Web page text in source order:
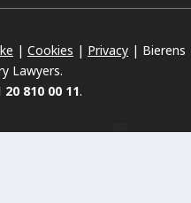
| Cookies | Privacy | Bierens
Lawyers.
20 810 00 11.